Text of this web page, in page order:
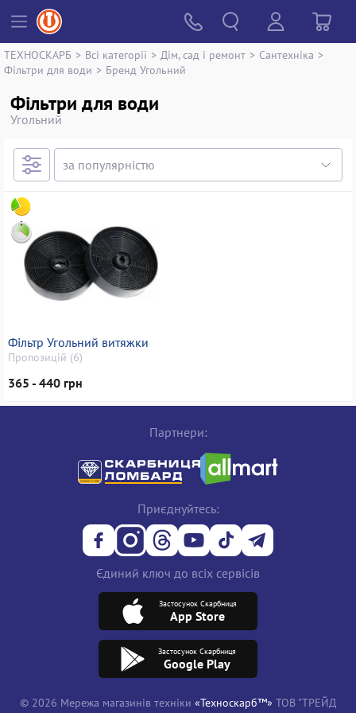
ТЕХНОСКАРБ > Всі категорії > Дім, сад і ремонт > Сантехніка >
Фільтри для води > Бренд Угольний
Фільтри для води
Угольний
Фільтр Угольний витяжки
Пропозицій (6)
365 - 440 грн
Партнери:
Приєднуйтесь:
Єдиний ключ до всіх сервісів
Застосунок Скарбниця
App Store
Застосунок Скарбниця
Google Play
© 2026 Мережа магазинів техніки «Техноскарб™» ТОВ "ТРЕЙД